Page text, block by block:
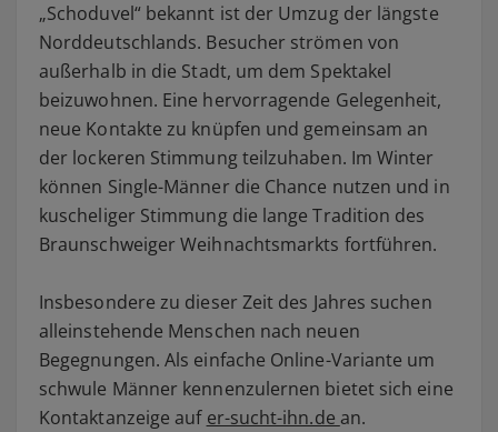
„Schoduvel“ bekannt ist der Umzug der längste
Norddeutschlands. Besucher strömen von
außerhalb in die Stadt, um dem Spektakel
beizuwohnen. Eine hervorragende Gelegenheit,
neue Kontakte zu knüpfen und gemeinsam an
der lockeren Stimmung teilzuhaben. Im Winter
können Single-Männer die Chance nutzen und in
kuscheliger Stimmung die lange Tradition des
Braunschweiger Weihnachtsmarkts fortführen.
Insbesondere zu dieser Zeit des Jahres suchen
alleinstehende Menschen nach neuen
Begegnungen. Als einfache Online-Variante um
schwule Männer kennenzulernen bietet sich eine
Kontaktanzeige auf er-sucht-ihn.de an.